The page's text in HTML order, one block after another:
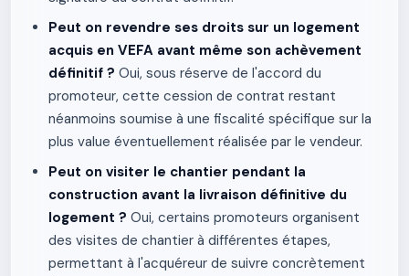
Peut on revendre ses droits sur un logement
acquis en VEFA avant même son achèvement
définitif ? Oui, sous réserve de l'accord du
promoteur, cette cession de contrat restant
néanmoins soumise à une fiscalité spécifique sur la
plus value éventuellement réalisée par le vendeur.
Peut on visiter le chantier pendant la
construction avant la livraison définitive du
logement ? Oui, certains promoteurs organisent
des visites de chantier à différentes étapes,
permettant à l'acquéreur de suivre concrètement